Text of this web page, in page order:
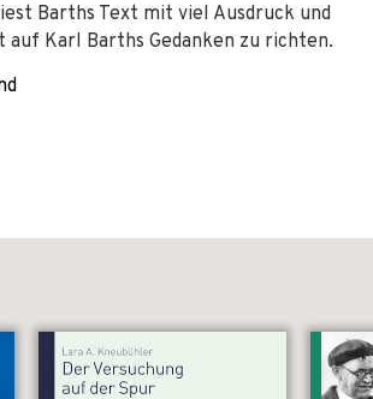
Barths Text mit viel Ausdruck und
Karl Barths Gedanken zu richten.